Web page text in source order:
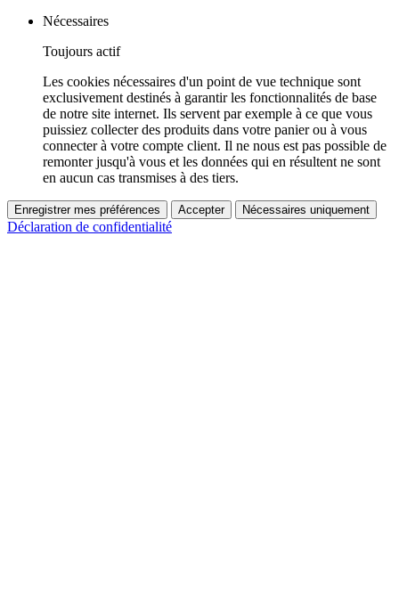
Nécessaires
Toujours actif
Les cookies nécessaires d'un point de vue technique sont
exclusivement destinés à garantir les fonctionnalités de base
de notre site internet. Ils servent par exemple à ce que vous
puissiez collecter des produits dans votre panier ou à vous
connecter à votre compte client. Il ne nous est pas possible de
remonter jusqu'à vous et les données qui en résultent ne sont
en aucun cas transmises à des tiers.
Enregistrer mes préférences Accepter Nécessaires uniquement
Déclaration de confidentialité